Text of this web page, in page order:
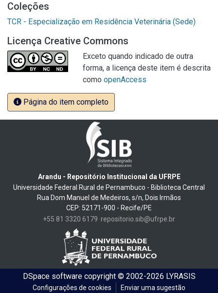
Coleções
TCR - Especialização em Residência Veterinária (Sede)
Licença Creative Commons
Exceto quando indicado de outra
forma, a licença deste item é descrita
como openAccess
Página do item completo
Arandu - Repositório Institucional da UFRPE
Universidade Federal Rural de Pernambuco - Biblioteca Central
Rua Dom Manuel de Medeiros, s/n, Dois Irmãos
CEP: 52171-900 - Recife/PE
+55 81 3320 6179 repositorio.sib@ufrpe.br
DSpace softwarecopyright © 2002-2026 LYRASIS
Configurações de cookies Enviar uma sugestão